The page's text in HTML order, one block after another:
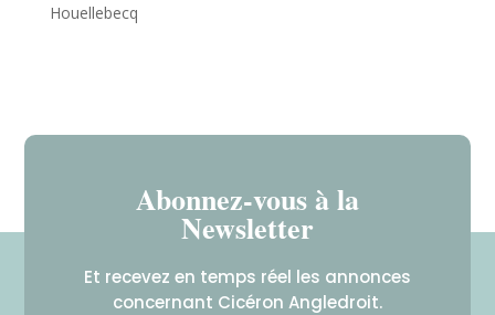
Houellebecq
Abonnez-vous à la
Newsletter
Et recevez en temps réel les annonces
concernant Cicéron Angledroit.